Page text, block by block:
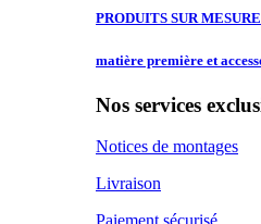
PRODUITS SURMESURE
matière première et
Nos services
Notices de montages
Livraison